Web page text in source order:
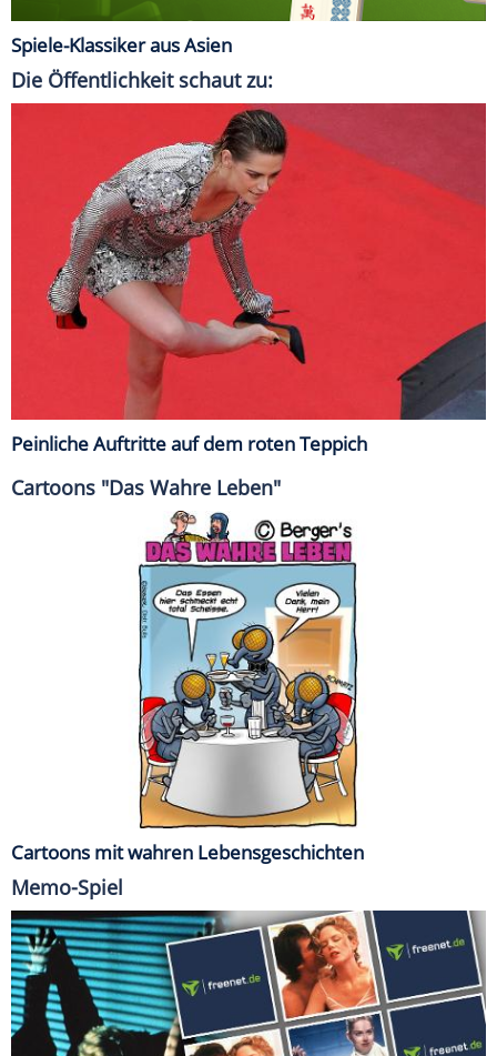
Spiele-Klassiker aus Asien
Die Öffentlichkeit schaut zu:
Peinliche Auftritte auf dem roten Teppich
Cartoons "Das Wahre Leben"
Cartoons mit wahren Lebensgeschichten
Memo-Spiel